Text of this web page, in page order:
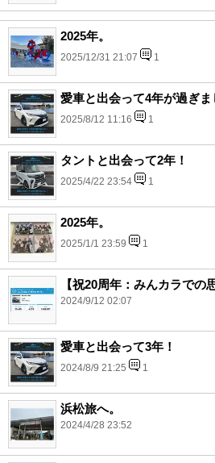
2025年。
2025/12/31 21:07 1
愛車と出会って4年が過ぎま
2025/8/12 11:16 1
タントと出会って2年！
2025/4/22 23:54 1
2025年。
2025/1/1 23:59 1
【祝20周年：みんカラでの
2024/9/12 02:07
愛車と出会って3年！
2024/8/9 21:25 1
浜松旅へ。
2024/4/28 23:52